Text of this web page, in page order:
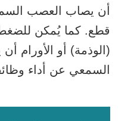
أن يصاب العصب
قطع. كما يُمكن للضغط
(الوذمة) أو الأورام
السمعي عن أداء